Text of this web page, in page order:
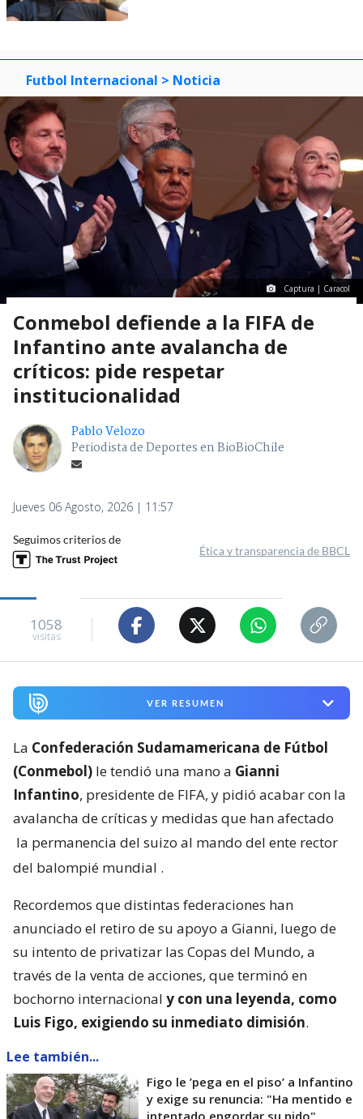
Futbol Internacional > Noticia
Captura | Caracol
Conmebol defiende a la FIFA de
Infantino ante avalancha de
críticos: pide respetar
institucionalidad
Pablo Velozo
Periodista de Deportes en BioBioChile
Jueves 06 Agosto, 2026 | 11:57
Seguimos criterios de
Ética y transparencia de BBCL
1058
visitas
VER RESUMEN
La Confederación Sudamamericana de Fútbol
(Conmebol) le tendió una mano a Gianni
Infantino, presidente de FIFA, y pidió acabar con la
avalancha de críticas y medidas que han afectado
la permanencia del suizo al mando del ente rector
del balompié mundial .
Recordemos que distintas federaciones han
anunciado el retiro de su apoyo a Gianni, luego de
su intento de privatizar las Copas del Mundo, a
través de la venta de acciones, que terminó en
bochorno internacional y con una leyenda, como
Luis Figo, exigiendo su inmediato dimisión.
Lee también...
Figo le ’pega en el piso’ a Infantino
y exige su renuncia: "Ha mentido e